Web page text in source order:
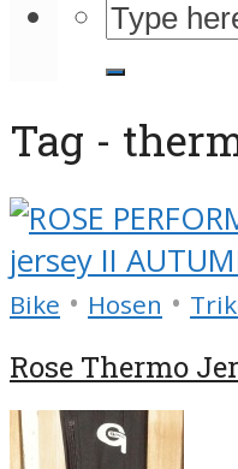
Tag -
Bike • Hosen •
Rose Thermo